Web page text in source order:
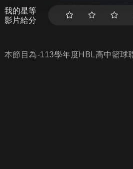
我的星等
影片給分
本節目為-113學年度HBL高中籃球